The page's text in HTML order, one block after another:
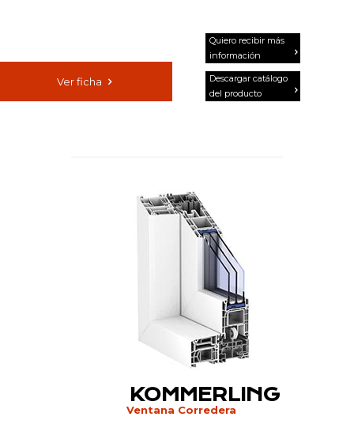
Ver ficha
Quiero recibir más
información
Descargar catálogo
del producto
KOMMERLING
Ventana Corredera